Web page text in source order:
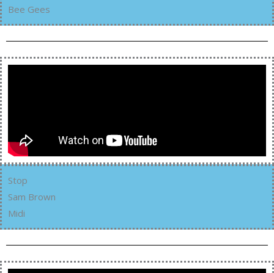
Bee Gees
Stop
Sam Brown
Midi